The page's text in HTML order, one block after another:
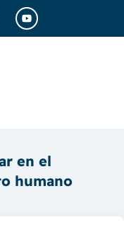
en el
humano